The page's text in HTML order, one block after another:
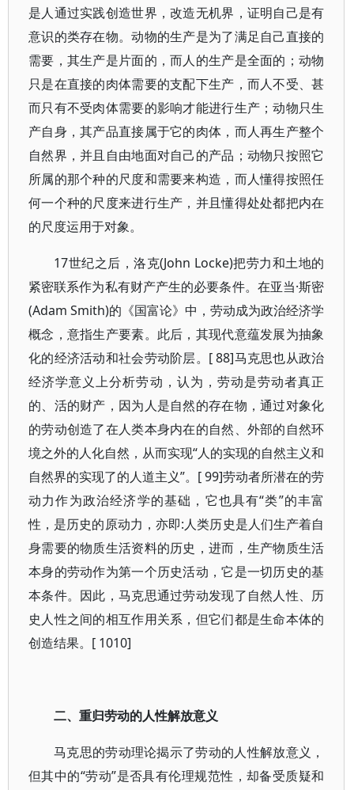
是人通过实践创造世界，改造无机界，证明自己是有
意识的类存在物。动物的生产是为了满足自己直接的
需要，其生产是片面的，而人的生产是全面的；动物
只是在直接的肉体需要的支配下生产，而人不受、甚
而只有不受肉体需要的影响才能进行生产；动物只生
产自身，其产品直接属于它的肉体，而人再生产整个
自然界，并且自由地面对自己的产品；动物只按照它
所属的那个种的尺度和需要来构造，而人懂得按照任
何一个种的尺度来进行生产，并且懂得处处都把内在
的尺度运用于对象。
17世纪之后，洛克(John Locke)把劳力和土地的
紧密联系作为私有财产产生的必要条件。在亚当·斯密
(Adam Smith)的《国富论》中，劳动成为政治经济学
概念，意指生产要素。此后，其现代意蕴发展为抽象
化的经济活动和社会劳动阶层。[ 88]马克思也从政治
经济学意义上分析劳动，认为，劳动是劳动者真正
的、活的财产，因为人是自然的存在物，通过对象化
的劳动创造了在人类本身内在的自然、外部的自然环
境之外的人化自然，从而实现“人的实现的自然主义和
自然界的实现了的人道主义”。[ 99]劳动者所潜在的劳
动力作为政治经济学的基础，它也具有“类”的丰富
性，是历史的原动力，亦即:人类历史是人们生产着自
身需要的物质生活资料的历史，进而，生产物质生活
本身的劳动作为第一个历史活动，它是一切历史的基
本条件。因此，马克思通过劳动发现了自然人性、历
史人性之间的相互作用关系，但它们都是生命本体的
创造结果。[ 1010]
二、重归劳动的人性解放意义
马克思的劳动理论揭示了劳动的人性解放意义，
但其中的“劳动”是否具有伦理规范性，却备受质疑和